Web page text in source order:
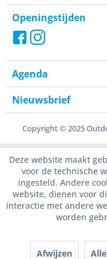
Openingstijden
Agenda
Nieuwsbrief
Copyright © 2025
Deze website maakt
voor de technische
ingesteld. Andere
website, dienen voor
interactie met andere
worden
Afwijzen